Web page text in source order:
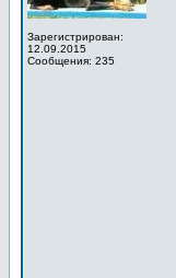
Зарегистрирован:
12.09.2015
Сообщения: 235